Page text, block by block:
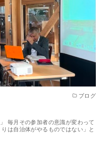
ブログ
毎月その参加者の意識が変わって
は自治体がやるものではない」と